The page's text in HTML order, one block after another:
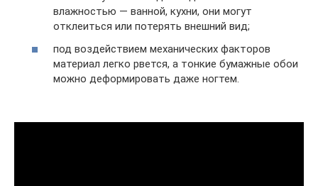
влажностью — ванной, кухни, они могут
отклеиться или потерять внешний вид;
под воздействием механических факторов
материал легко рвется, а тонкие бумажные обои
можно деформировать даже ногтем.